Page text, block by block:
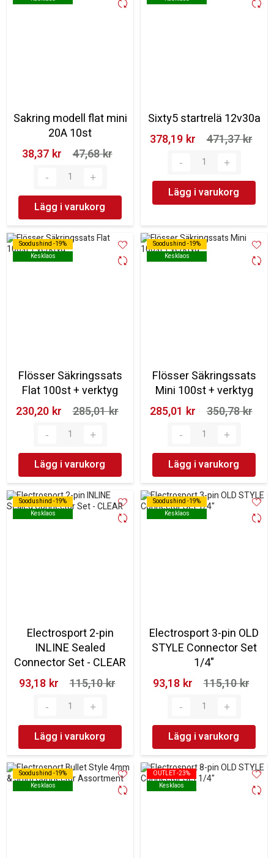
Sakring modell flat mini
20A 10st
38,37 kr‎
47,68 kr‎
Lägg i varukorg
Sixty5 startrelä 12v30a
378,19 kr‎
471,37 kr‎
Lägg i varukorg
Soodushind -19%
Kesklaos
Soodushind -19%
Kesklaos
Flösser Säkringssats
Flat 100st + verktyg
230,20 kr‎
285,01 kr‎
Lägg i varukorg
Soodushind -19%
Kesklaos
Soodushind -19%
Kesklaos
Flösser Säkringssats
Mini 100st + verktyg
285,01 kr‎
350,78 kr‎
Lägg i varukorg
Soodushind -19%
Kesklaos
Soodushind -19%
Kesklaos
Electrosport 2-pin
INLINE Sealed
Connector Set - CLEAR
93,18 kr‎
115,10 kr‎
Lägg i varukorg
Soodushind -19%
Kesklaos
Soodushind -19%
Kesklaos
Electrosport 3-pin OLD
STYLE Connector Set
1/4"
93,18 kr‎
115,10 kr‎
Lägg i varukorg
Soodushind -19%
Kesklaos
Soodushind -19%
Kesklaos
OUTLET -23%
Kesklaos
OUTLET -23%
Kesklaos